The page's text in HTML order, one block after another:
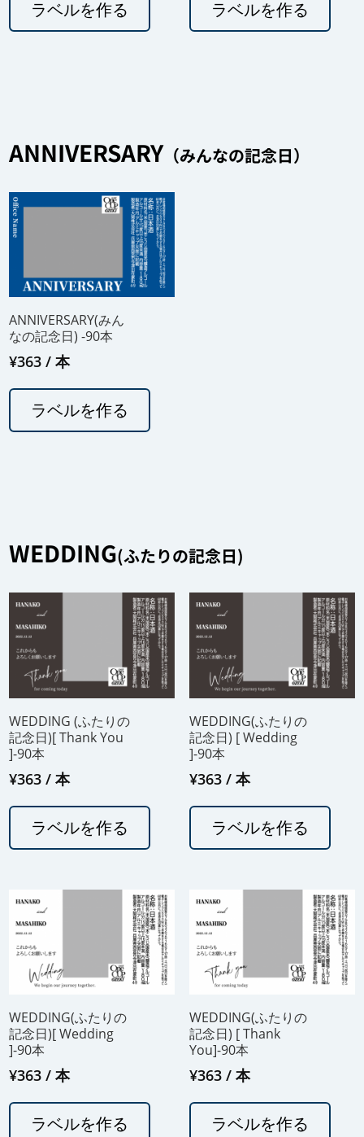
ラベルを作る ラベルを作る
ANNIVERSARY （みんなの記念日）
ANNIVERSARY(みん
なの記念日) -90本
¥363 / 本
ラベルを作る
WEDDING(ふたりの記念日)
WEDDING (ふたりの
記念日)[ Thank You
]-90本
¥363 / 本
ラベルを作る
WEDDING(ふたりの
記念日) [ Wedding
]-90本
¥363 / 本
ラベルを作る
WEDDING(ふたりの
記念日)[ Wedding
]-90本
¥363 / 本
ラベルを作る
WEDDING(ふたりの
記念日) [ Thank
You]-90本
¥363 / 本
ラベルを作る